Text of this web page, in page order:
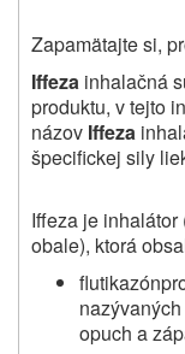
Zapamätajte si,
Iffeza inhalačná
produktu, v tejto
názov Iffeza
špecifickej sily
Iffeza je
obale), ktorá
opuch a